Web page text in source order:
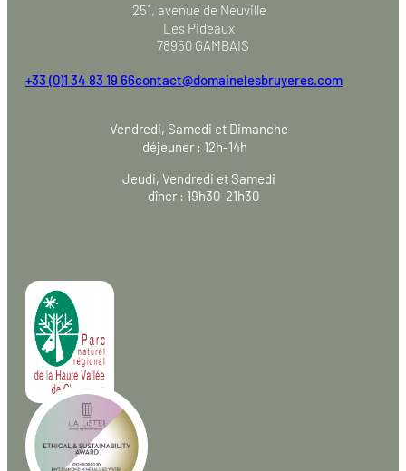
251, avenue de Neuville
Les Pideaux
78950 GAMBAIS
+33 (0)1 34 83 19 66contact@domainelesbruyeres.com
Vendredi, Samedi et Dimanche
déjeuner : 12h-14h
Jeudi, Vendredi et Samedi
dîner : 19h30-21h30